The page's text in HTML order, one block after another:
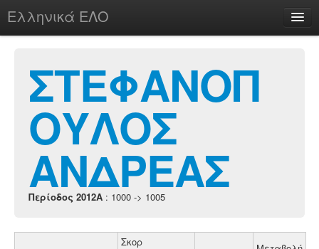
Ελληνικά ΕΛΟ
chesstu.be @ discord
Login
ΣΤΕΦΑΝΟΠ
ΟΥΛΟΣ
ΑΝΔΡΕΑΣ
Περίοδος 2012A : 1000 -> 1005
Σκορ